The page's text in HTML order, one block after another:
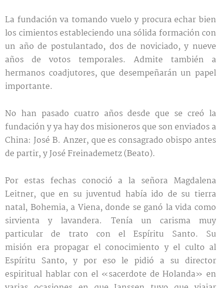
La fundación va tomando vuelo y procura echar bien
los cimientos estableciendo una sólida formación con
un año de postulantado, dos de noviciado, y nueve
años de votos temporales. Admite también a
hermanos coadjutores, que desempeñarán un papel
importante.
No han pasado cuatro años desde que se creó la
fundación y ya hay dos misioneros que son enviados a
China: José B. Anzer, que es consagrado obispo antes
de partir, y José Freinademetz (Beato).
Por estas fechas conoció a la señora Magdalena
Leitner, que en su juventud había ido de su tierra
natal, Bohemia, a Viena, donde se ganó la vida como
sirvienta y lavandera. Tenía un carisma muy
particular de trato con el Espíritu Santo. Su
misión era propagar el conocimiento y el culto al
Espíritu Santo, y por eso le pidió a su director
espiritual hablar con el «sacerdote de Holanda» en